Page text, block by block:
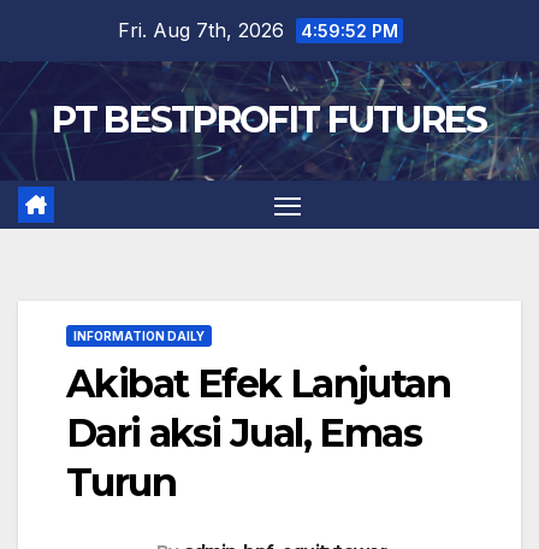
content
Fri. Aug 7th, 2026 4:59:53 PM
PT BESTPROFIT FUTURES
INFORMATION DAILY
Akibat Efek Lanjutan
Dari aksi Jual, Emas
Turun